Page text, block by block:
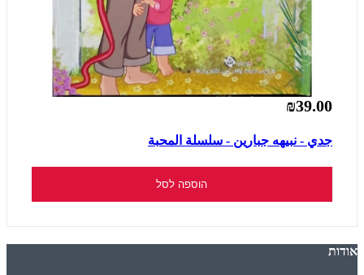
₪39.00
جدي - نبيهه جبارين - سلسلة المحبة
הוספה לסל
אודות